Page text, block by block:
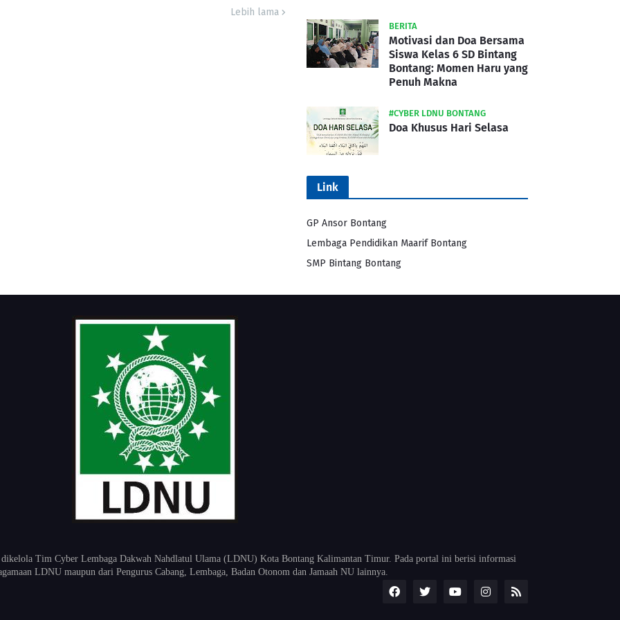
Lebih lama
BERITA
Motivasi dan Doa Bersama
Siswa Kelas 6 SD Bintang
Bontang: Momen Haru yang
Penuh Makna
#CYBER LDNU BONTANG
Doa Khusus Hari Selasa
Link
GP Ansor Bontang
Lembaga Pendidikan Maarif Bontang
SMP Bintang Bontang
Tim Cyber Lembaga Dakwah Nahdlatul Ulama (LDNU) Kota Bontang Kalimantan Timur. Pada portal ini berisi informasi
LDNU maupun dari Pengurus Cabang, Lembaga, Badan Otonom dan Jamaah NU lainnya.